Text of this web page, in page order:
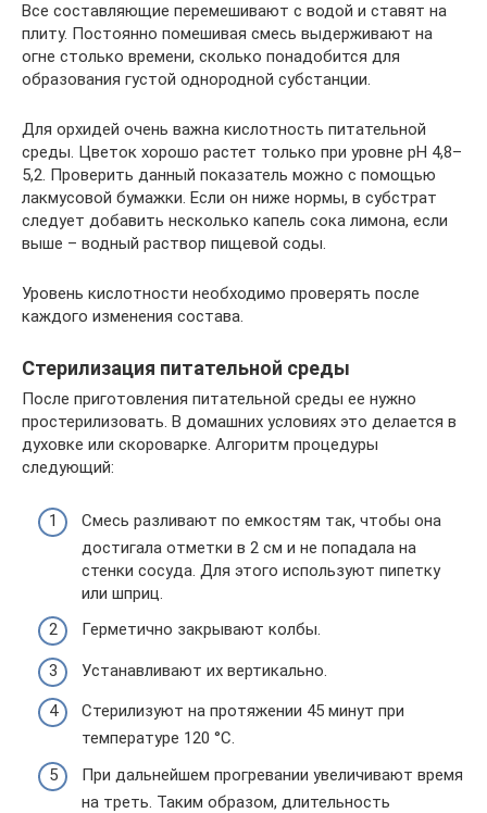
Все составляющие перемешивают с водой и ставят на
плиту. Постоянно помешивая смесь выдерживают на
огне столько времени, сколько понадобится для
образования густой однородной субстанции.
Для орхидей очень важна кислотность питательной
среды. Цветок хорошо растет только при уровне рН 4,8–
5,2. Проверить данный показатель можно с помощью
лакмусовой бумажки. Если он ниже нормы, в субстрат
следует добавить несколько капель сока лимона, если
выше – водный раствор пищевой соды.
Уровень кислотности необходимо проверять после
каждого изменения состава.
Стерилизация питательной среды
После приготовления питательной среды ее нужно
простерилизовать. В домашних условиях это делается в
духовке или скороварке. Алгоритм процедуры
следующий:
Смесь разливают по емкостям так, чтобы она
достигала отметки в 2 см и не попадала на
стенки сосуда. Для этого используют пипетку
или шприц.
Герметично закрывают колбы.
Устанавливают их вертикально.
Стерилизуют на протяжении 45 минут при
температуре 120 °С.
При дальнейшем прогревании увеличивают время
на треть. Таким образом, длительность